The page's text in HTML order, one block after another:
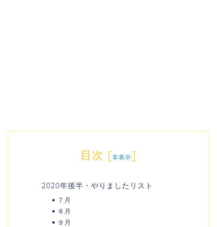
目次 [非表示]
2020年後半・やりましたリスト
７月
８月
９月